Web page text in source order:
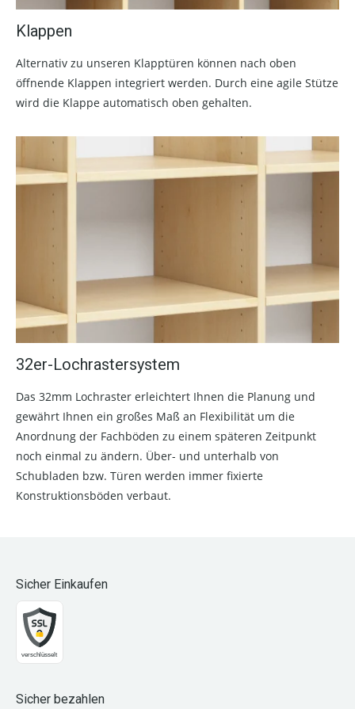
Klappen
Alternativ zu unseren Klapptüren können nach oben
öffnende Klappen integriert werden. Durch eine agile Stütze
wird die Klappe automatisch oben gehalten.
32er-Lochrastersystem
Das 32mm Lochraster erleichtert Ihnen die Planung und
gewährt Ihnen ein großes Maß an Flexibilität um die
Anordnung der Fachböden zu einem späteren Zeitpunkt
noch einmal zu ändern. Über- und unterhalb von
Schubladen bzw. Türen werden immer fixierte
Konstruktionsböden verbaut.
Sicher Einkaufen
Sicher bezahlen